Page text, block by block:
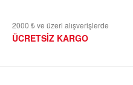
2000 ₺ ve üzeri alışverişlerde
ÜCRETSİZ KARGO